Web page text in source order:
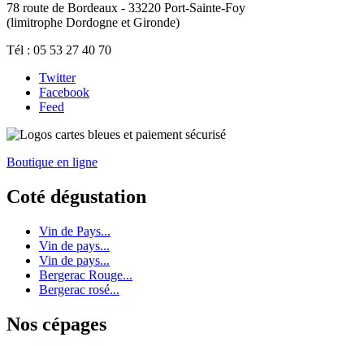
78 route de Bordeaux - 33220 Port-Sainte-Foy
(limitrophe Dordogne et Gironde)
Tél : 05 53 27 40 70
Twitter
Facebook
Feed
Boutique en ligne
Coté dégustation
Vin de Pays...
Vin de pays...
Vin de pays...
Bergerac Rouge...
Bergerac rosé...
Nos cépages